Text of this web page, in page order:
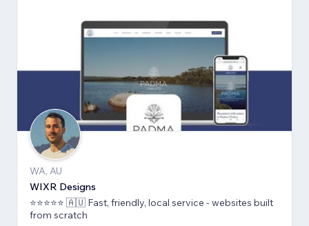
WA, AU
WIXR Designs
⭐️⭐️⭐️⭐️⭐️ 🇦🇺 Fast, friendly, local service - websites built
from scratch